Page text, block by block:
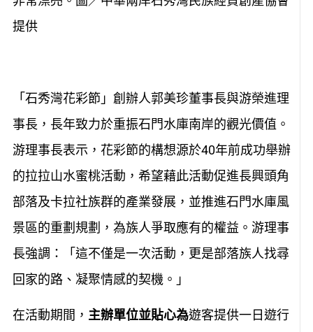
非常漂亮。圖／中華兩岸石秀灣民族經貿創產協會
「石秀灣花彩節」創辦人郭美珍董事長與游榮進理
事長，長年致力於重振石門水庫南岸的觀光價值。
游理事長表示，花彩節的構想源於40年前成功舉辦
的拉拉山水蜜桃活動，希望藉此活動促進長興頭角
部落及卡拉社族群的產業發展，並推進石門水庫風
景區的重劃規劃，為族人爭取應有的權益。游理事
長強調：「這不僅是一次活動，更是部落族人找尋